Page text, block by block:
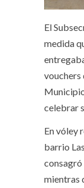
El
medida
vouchers
celebrar
En vóley
barrio
consagró
mientras